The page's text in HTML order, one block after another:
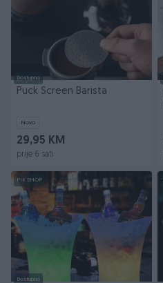
Dostupno
Puck Screen Barista
Novo
29,95 KM
prije 6 sati
PIK SHOP
Dostupno